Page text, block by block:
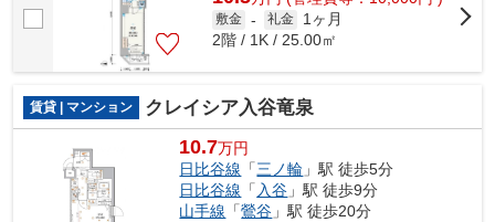
敷金 - 礼金
1ヶ月
2階 / 1K / 25.00㎡
賃貸 | マンション クレイシア入谷竜泉
10.7万円
日比谷線 「三ノ輪 」駅 徒歩5分
日比谷線 「 入谷 」駅 徒歩9分
山手線 「鶯谷 」駅 徒歩20分